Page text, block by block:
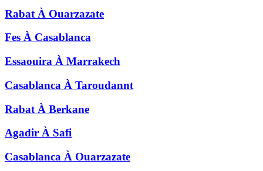
Rabat À Ouarzazate
Fes À Casablanca
Essaouira À Marrakech
Casablanca À Taroudannt
Rabat À Berkane
Agadir À Safi
Casablanca À Ouarzazate